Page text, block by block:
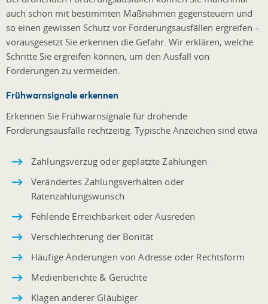
auch schon mit bestimmten Maßnahmen gegensteuern und
so einen gewissen Schutz vor Forderungsausfällen ergreifen –
vorausgesetzt Sie erkennen die Gefahr. Wir erklären, welche
Schritte Sie ergreifen können, um den Ausfall von
Forderungen zu vermeiden.
Frühwarnsignale erkennen
Erkennen Sie Frühwarnsignale für drohende
Forderungsausfälle rechtzeitig. Typische Anzeichen sind etwa
Zahlungsverzug oder geplatzte Zahlungen
Verändertes Zahlungsverhalten oder
Ratenzahlungswunsch
Fehlende Erreichbarkeit oder Ausreden
Verschlechterung der Bonität
Häufige Änderungen von Adresse oder Rechtsform
Medienberichte & Gerüchte
Klagen anderer Gläubiger